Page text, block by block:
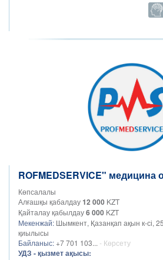
ROFMEDSERVICE" медицина
Көпсалалы
Алғашқы қабалдау12 000 KZT
Қайталау қабылдау6 000 KZT
Мекенжай: Шымкент, Қазанқап ақын к-сі,
қиылысы
Байланыс: +7 701 103... - Көрсету
УДЗ - қызмет ақысы: